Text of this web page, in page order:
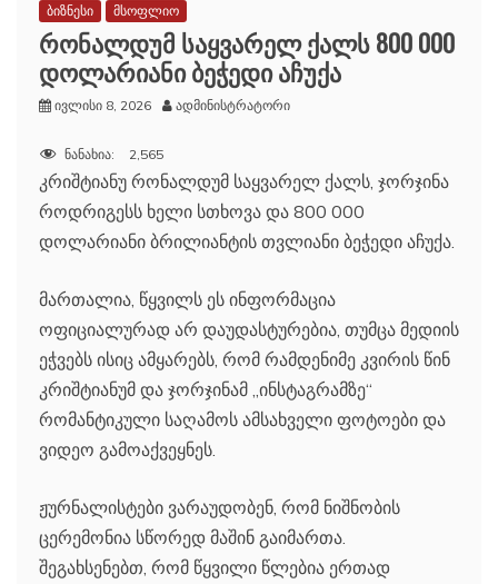
ბიზნესი მსოფლიო
რონალდუმ საყვარელ ქალს 800 000
დოლარიანი ბეჭედი აჩუქა
ივლისი 8, 2026 ადმინისტრატორი
ნანახია: 2,565
კრიშტიანუ რონალდუმ საყვარელ ქალს, ჯორჯინა
როდრიგესს ხელი სთხოვა და 800 000
დოლარიანი ბრილიანტის თვლიანი ბეჭედი აჩუქა.
მართალია, წყვილს ეს ინფორმაცია
ოფიციალურად არ დაუდასტურებია, თუმცა მედიის
ეჭვებს ისიც ამყარებს, რომ რამდენიმე კვირის წინ
კრიშტიანუმ და ჯორჯინამ „ინსტაგრამზე“
რომანტიკული საღამოს ამსახველი ფოტოები და
ვიდეო გამოაქვეყნეს.
ჟურნალისტები ვარაუდობენ, რომ ნიშნობის
ცერემონია სწორედ მაშინ გაიმართა.
შეგახსენებთ, რომ წყვილი წლებია ერთად